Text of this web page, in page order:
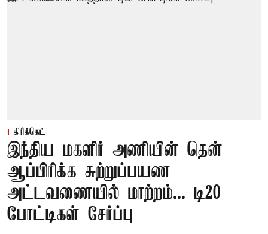
கிரிக்கெட்
இந்திய மகளிர் அணியின் தென்
ஆப்பிரிக்க சுற்றுப்பயண
அட்டவணையில் மாற்றம்... டி20
போட்டிகள் சேர்ப்பு